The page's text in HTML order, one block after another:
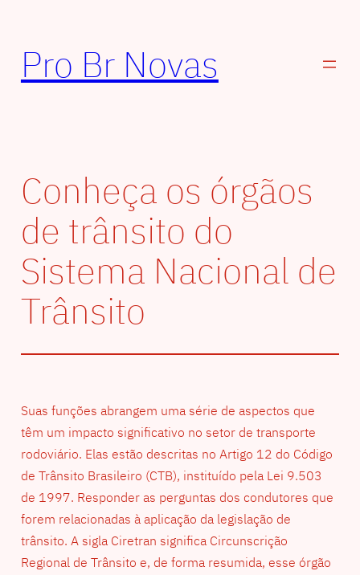
conteúdo
Pro Br Novas
Conheça os órgãos
de trânsito do
Sistema Nacional de
Trânsito
Suas funções abrangem uma série de aspectos que
têm um impacto significativo no setor de transporte
rodoviário. Elas estão descritas no Artigo 12 do Código
de Trânsito Brasileiro (CTB), instituído pela Lei 9.503
de 1997. Responder as perguntas dos condutores que
forem relacionadas à aplicação da legislação de
trânsito. A sigla Ciretran significa Circunscrição
Regional de Trânsito e, de forma resumida, esse órgão